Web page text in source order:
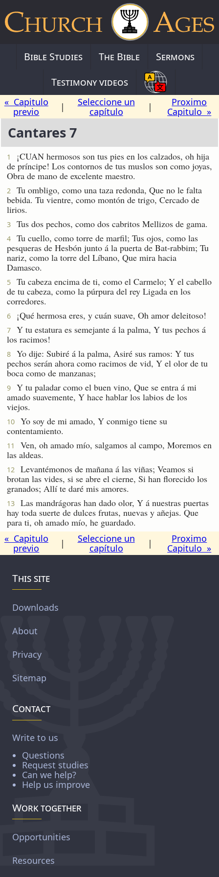
Bible Studies The Bible
Sermons
Testimony videos
« Capitulo
previo
|
Seleccione un
capítulo
|
Proximo
Capitulo »
Cantares 7
1
¡CUAN hermosos son tus pies en los calzados, oh hija
de príncipe! Los contornos de tus muslos son como joyas,
Obra de mano de excelente maestro.
2
Tu ombligo, como una taza redonda, Que no le falta
bebida. Tu vientre, como montón de trigo, Cercado de
lirios.
3 Tus dos pechos, como dos cabritos Mellizos de gama.
4
Tu cuello, como torre de marfil; Tus ojos, como las
pesqueras de Hesbón junto á la puerta de Bat-rabbim; Tu
nariz, como la torre del Líbano, Que mira hacia
Damasco.
5
Tu cabeza encima de ti, como el Carmelo; Y el cabello
de tu cabeza, como la púrpura del rey Ligada en los
corredores.
6 ¡Qué hermosa eres, y cuán suave, Oh amor deleitoso!
7
Y tu estatura es semejante á la palma, Y tus pechos á
los racimos!
8
Yo dije: Subiré á la palma, Asiré sus ramos: Y tus
pechos serán ahora como racimos de vid, Y el olor de tu
boca como de manzanas;
9
Y tu paladar como el buen vino, Que se entra á mi
amado suavemente, Y hace hablar los labios de los
viejos.
10
Yo soy de mi amado, Y conmigo tiene su
contentamiento.
11
Ven, oh amado mío, salgamos al campo, Moremos en
las aldeas.
12
Levantémonos de mañana á las viñas; Veamos si
brotan las vides, si se abre el cierne, Si han florecido los
granados; Allí te daré mis amores.
13
Las mandrágoras han dado olor, Y á nuestras puertas
hay toda suerte de dulces frutas, nuevas y añejas. Que
para ti, oh amado mío, he guardado.
« Capitulo
previo
|
Seleccione un
capítulo
|
Proximo
Capitulo »
This site
Downloads
About
Privacy
Sitemap
Contact
Write to us
Questions
Request studies
Can we help?
Help us improve
Work together
Opportunities
Resources